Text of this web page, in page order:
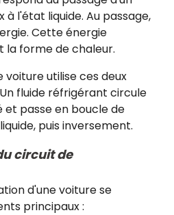
à l'état liquide. Au passage,
Cette énergie
la forme de chaleur.
voiture utilise ces deux
fluide réfrigérant circule
passe en boucle de
puis inversement.
circuit de
d'une voiture se
principaux :